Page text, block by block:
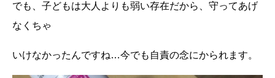
でも、子どもは大人よりも弱い存在だから、守ってあげ
なくちゃ
いけなかったんですね…今でも自責の念にかられます。